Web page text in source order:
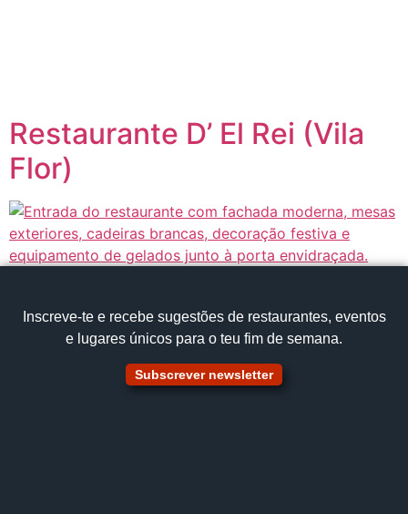
Restaurante D’ El Rei (Vila
Flor)
Inscreve‑te e recebe sugestões de restaurantes, eventos
e lugares únicos para o teu fim de semana.
Subscrever newsletter